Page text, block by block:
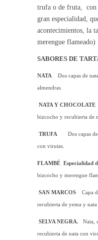
trufa o de fruta, con
gran especialidad,
acontecimientos, la
merengue flameado)
SABORES DE
NATA Dos capas de
almendras
NATA Y CHOCOLATE
bizcocho y recubierta de
TRUFA Dos capas
con virutas.
FLAMBÉ Especialidad
bizcocho y merengue
SAN MARCOS Capa
recubierta de yema y nata
SELVA NEGRA. Nata,
recubierta de nata con